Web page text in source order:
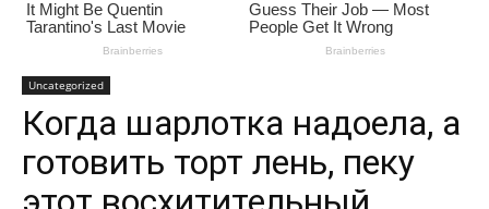
Uncategorized
Когда шарлотка надоела, а
готовить торт лень, пеку